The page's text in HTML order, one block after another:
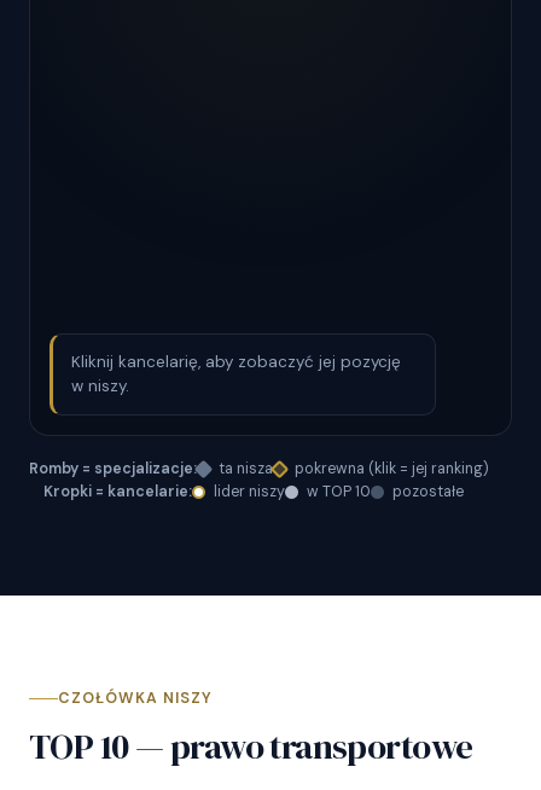
Kliknij kancelarię, aby zobaczyć jej pozycję
w niszy.
Romby = specjalizacje: ta nisza
pokrewna (klik = jej ranking)
Kropki = kancelarie:
lider niszy w TOP 10 pozostałe
CZOŁÓWKA NISZY
TOP 10 — prawo transportowe